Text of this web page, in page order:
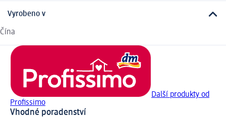
Vyrobeno v
Čína
Další produkty od
Profissimo
Vhodné poradenství